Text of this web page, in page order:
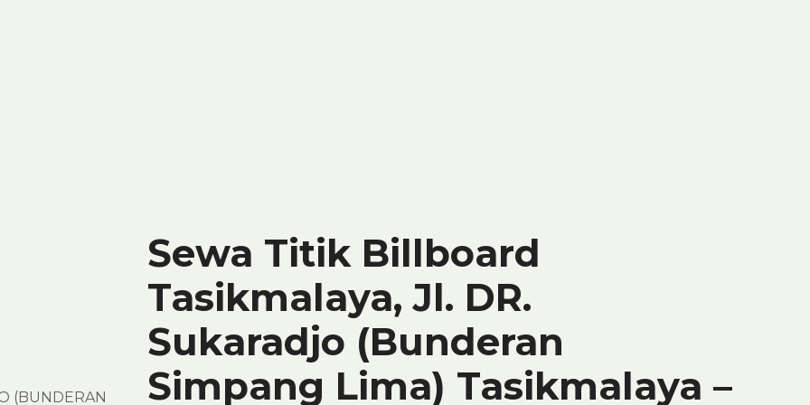
Sewa Titik Billboard
Tasikmalaya, Jl. DR.
Sukaradjo (Bunderan
Simpang Lima) Tasikmalaya –